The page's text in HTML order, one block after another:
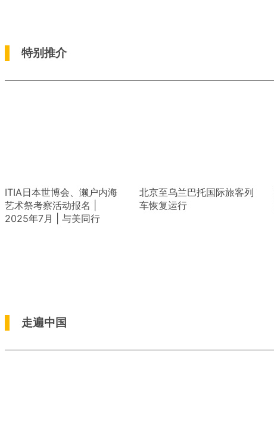
特别推介
ITIA日本世博会、濑户内海
艺术祭考察活动报名 |
2025年7月 | 与美同行
北京至乌兰巴托国际旅客列
车恢复运行
走遍中国